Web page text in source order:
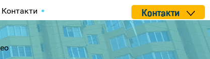
Контакти Контакти